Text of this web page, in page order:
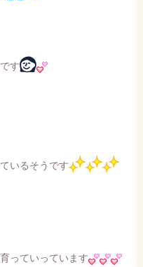
す
いるそうです
っていっています